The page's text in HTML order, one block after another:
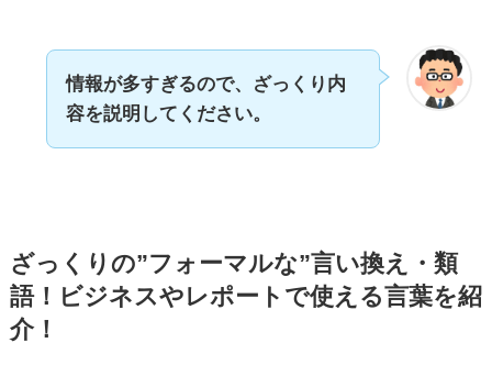
情報が多すぎるので、ざっくり内
容を説明してください。
ざっくりの”フォーマルな”言い換え・類
語！ビジネスやレポートで使える言葉を紹
介！